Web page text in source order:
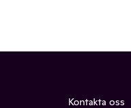
Kontakta oss